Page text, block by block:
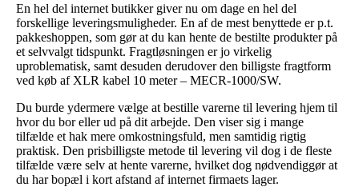
En hel del internet butikker giver nu om dage en hel del
forskellige leveringsmuligheder. En af de mest benyttede er p.t.
pakkeshoppen, som gør at du kan hente de bestilte produkter på
et selvvalgt tidspunkt. Fragtløsningen er jo virkelig
uproblematisk, samt desuden derudover den billigste fragtform
ved køb af XLR kabel 10 meter – MECR-1000/SW.
Du burde ydermere vælge at bestille varerne til levering hjem til
hvor du bor eller ud på dit arbejde. Den viser sig i mange
tilfælde et hak mere omkostningsfuld, men samtidig rigtig
praktisk. Den prisbilligste metode til levering vil dog i de fleste
tilfælde være selv at hente varerne, hvilket dog nødvendiggør at
du har bopæl i kort afstand af internet firmaets lager.